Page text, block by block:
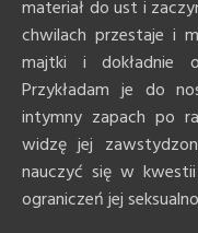
materiał do ust i
chwilach przestaje i
majtki i dokładnie
Przykładam je do
intymny zapach po
widzę jej
nauczyć się w
ograniczeń jej